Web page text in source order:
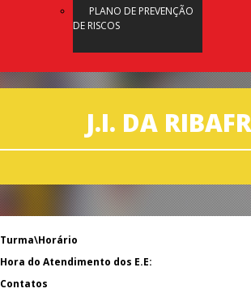
PLANO DE PREVENÇÃO
DE RISCOS
J.I. DA
Turma\Horário
Hora do Atendimento dos E.E:
Contatos